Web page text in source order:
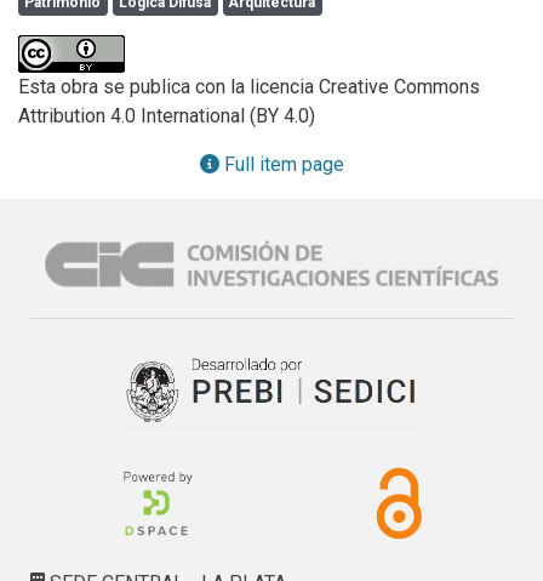
instrumento mediante el cual el uso de los sentidos
posibilite nuevas rutas de investigación en el tema del
patrimonio. La aplicación de esta propuesta a Xochicalco,
ciudad perteneciente al período Epiclásico mesoamericano,
llevó a la conclusión de la existencia de concepción,
planeación y diseño como una ciudad pirámide donde las
horizontales además del ascenso y el descenso son base
de la experiencia urbana. Esta investigación se inició en el
Como proceso posterior se enfatiza en el modelo difuso.
Esta obra se publica con la licencia Creative Commons
Attribution 4.0 International (BY 4.0)
Full item page